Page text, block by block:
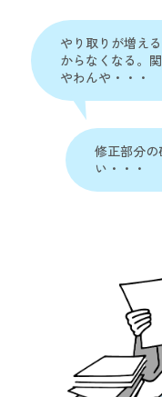
やり取りが増え
からなくなる。
やわんや・・・
修正部分
い・・・